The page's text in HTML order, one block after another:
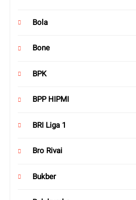
Bola
Bone
BPK
BPP HIPMI
BRI Liga 1
Bro Rivai
Bukber